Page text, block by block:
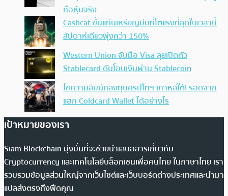
ถือหุ้นจริง
Cashcat ขึ้นแท่นเหรียญมีมที่โตแรงที่สุดในเวลานี้
สัปดาห์เดียวพุ่งกว่า 150%
Western Union จับมือ Visa ลุยเปิดตัว
Stablecard ดันโอนเงินผ่าน Stablecoin
ไขความลับนักลงทุนคริปโทฯ เกาหลีใต้! รอดจาก
แฮก Coldcard Wallet ได้อย่างไร
เป้าหมายของเรา
Siam Blockchain มุ่งมั่นที่จะช่วยนำเสนอสารเกี่ยวกับ
Cryptocurrency และเทคโนโลยีบล็อกเชนเพื่อคนไทย ในภาษาไทย เรา
รวบรวมข้อมูลส่วนใหญ่จากเว็บไซต์และเว็บบอร์ดต่างประเทศและนำมา
แปลส่งตรงถึงฟีดคุณ